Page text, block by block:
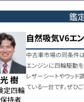
鑑
樹
定四輪
持者
自然吸気V6エ
中古車市場の同条件
エンジンに四輪駆動を
レザーシートやウッド
ている一台です。ぜひ